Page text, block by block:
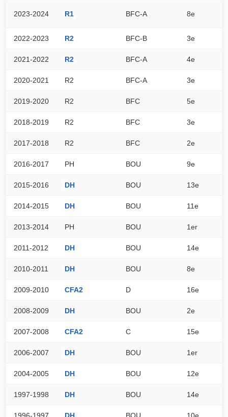
2023-2024 R1 BFC-A 8e
2022-2023 R2 BFC-B 3e
2021-2022 R2 BFC-A 4e
2020-2021 R2 BFC-A 3e
2019-2020 R2 BFC 5e
2018-2019 R2 BFC 3e
2017-2018 R2 BFC 2e
2016-2017 PH BOU 9e
2015-2016 DH BOU 13e
2014-2015 DH BOU 11e
2013-2014 PH BOU 1er
2011-2012 DH BOU 14e
2010-2011 DH BOU 8e
2009-2010 CFA2 D 16e
2008-2009 DH BOU 2e
2007-2008 CFA2 C 15e
2006-2007 DH BOU 1er
2004-2005 DH BOU 12e
1997-1998 DH BOU 14e